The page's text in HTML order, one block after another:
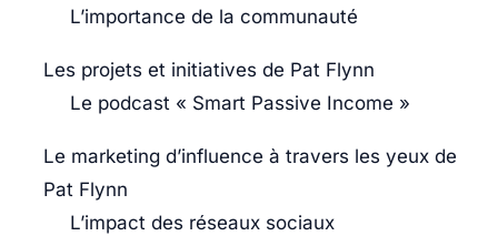
L’importance de la communauté
Les projets et initiatives de Pat Flynn
Le podcast « Smart Passive Income »
Le marketing d’influence à travers les yeux de
Pat Flynn
L’impact des réseaux sociaux